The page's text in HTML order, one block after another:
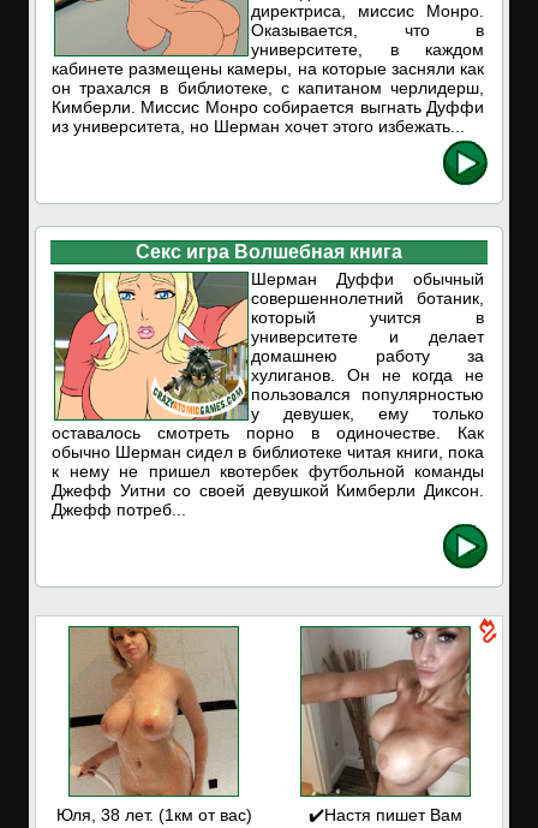
директриса, миссис Монро.
Оказывается, что в
университете, в каждом
кабинете размещены камеры, на которые засняли как
он трахался в библиотеке, с капитаном черлидерш,
Кимберли. Миссис Монро собирается выгнать Дуффи
из университета, но Шерман хочет этого избежать...
Секс игра Волшебная книга
Шерман Дуффи обычный
совершеннолетний ботаник,
который учится в
университете и делает
домашнею работу за
хулиганов. Он не когда не
пользовался популярностью
у девушек, ему только
оставалось смотреть порно в одиночестве. Как
обычно Шерман сидел в библиотеке читая книги, пока
к нему не пришел квотербек футбольной команды
Джефф Уитни со своей девушкой Кимберли Диксон.
Джефф потреб...
Юля, 38 лет. (1км от вас) ✔️Настя пишет Вам